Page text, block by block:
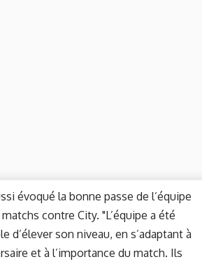
évoqué la bonne passe de l’équipe
contre City. "L’équipe a été
d’élever son niveau, en s’adaptant à
et à l’importance du match. Ils